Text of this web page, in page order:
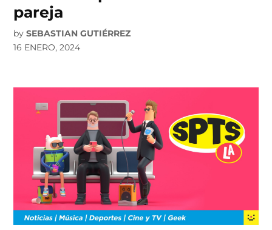
pareja
by SEBASTIAN GUTIÉRREZ
16 ENERO, 2024